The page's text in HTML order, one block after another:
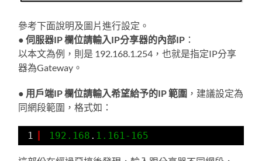
參考下面說明及圖片進行設定。
●伺服器IP 欄位請輸入IP分享器的內部IP ：
以本文為例，則是 192.168.1.254，也就是指定IP分享
器為Gateway。
● 用戶端IP 欄位請輸入希望給予的IP 範圍 ，建議設定為
同網段範圍，格式如：
1 192.168 . 1.161-165